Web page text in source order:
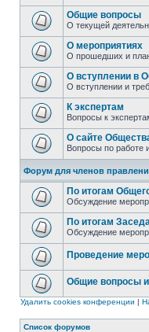
Общие вопросы
О текущей
О мероприятиях
О прошедших и
О вступлении в
О вступлении и
К экспертам
Вопросы к
О сайте
Вопросы по работе
Форум для членов
По итогам
Обсуждение
По итогам
Обсуждение
Проведение
Общие вопросы
Удалить cookies конференции |
Список форумов